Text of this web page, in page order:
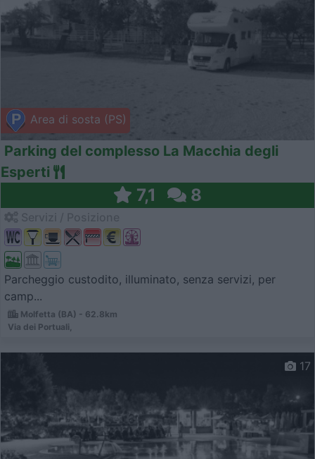
Area di sosta (PS)
Parking del complesso La Macchia degli
Esperti
7,1 8
Parcheggio custodito, illuminato, senza servizi, per
camp...
Molfetta (BA) - 62.8km
Via dei Portuali,
17